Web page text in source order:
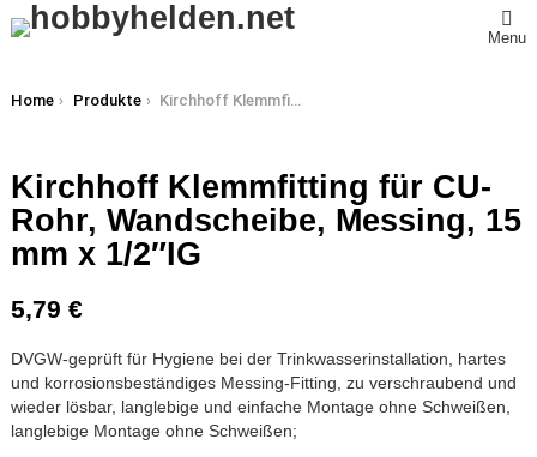
Menu
You are here:
Home Produkte Kirchhoff Klemmfitting für CU-Rohr, Wandscheibe, Messing, 15 mm x 1/2″IG
Kirchhoff Klemmfitting für CU-
Rohr, Wandscheibe, Messing, 15
mm x 1/2″IG
5,79 €
DVGW-geprüft für Hygiene bei der Trinkwasserinstallation, hartes
und korrosionsbeständiges Messing-Fitting, zu verschraubend und
wieder lösbar, langlebige und einfache Montage ohne Schweißen,
langlebige Montage ohne Schweißen;